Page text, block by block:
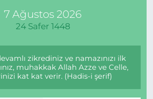
7 Ağustos 2026
24 Safer 1448
zikrediniz ve namazınızı ilk
muhakkak Allah Azze ve Celle,
kat kat verir. (Hadis-i şerif)